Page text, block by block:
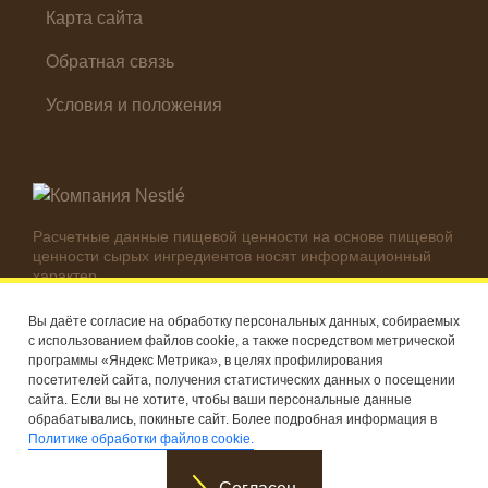
Карта сайта
Обратная связь
Условия и положения
Расчетные данные пищевой ценности на основе пищевой
ценности сырых ингредиентов носят информационный
характер.
используемых ингредиентов.
© Компания Nestlé, 2026 г. Все права защищены
®Владелец товарных знаков: Société des Produits Nestlé S.A.
(Швейцария)
Вы даёте согласие на обработку персональных данных, собираемых
с использованием файлов cookie, а также посредством метрической
программы «Яндекс Метрика», в целях профилирования
посетителей сайта, получения статистических данных о посещении
сайта. Если вы не хотите, чтобы ваши персональные данные
обрабатывались, покиньте сайт. Более подробная информация в
Политике обработки файлов cookie.